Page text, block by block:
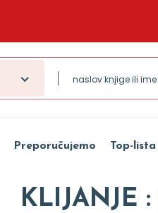
Preporučujemo Top-lista
KLIJANJE